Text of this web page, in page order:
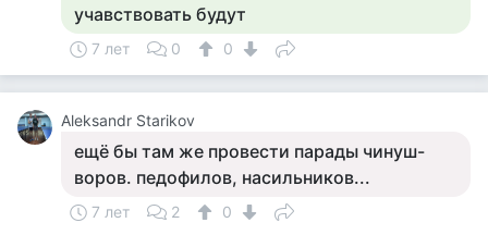
учавствовать будут
7 лет 0 0
Aleksandr Starikov
ещё бы там же провести парады чинуш-
воров. педофилов, насильников...
7 лет 2
0